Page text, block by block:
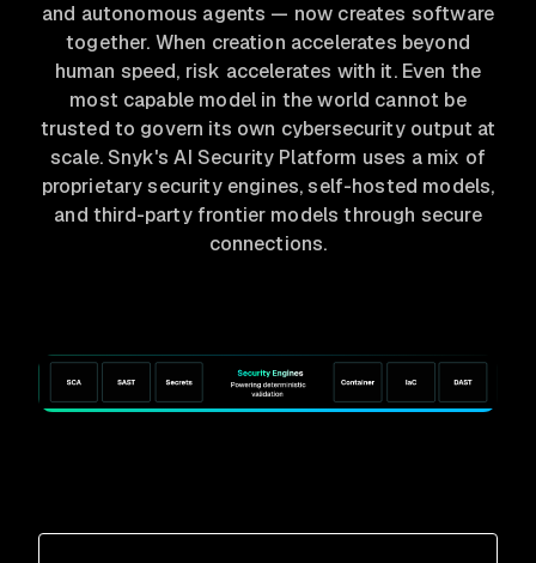
and autonomous agents — now creates software
together. When creation accelerates beyond
human speed, risk accelerates with it. Even the
most capable model in the world cannot be
trusted to govern its own cybersecurity output at
scale. Snyk's AI Security Platform uses a mix of
proprietary security engines, self-hosted models,
and third-party frontier models through secure
connections.